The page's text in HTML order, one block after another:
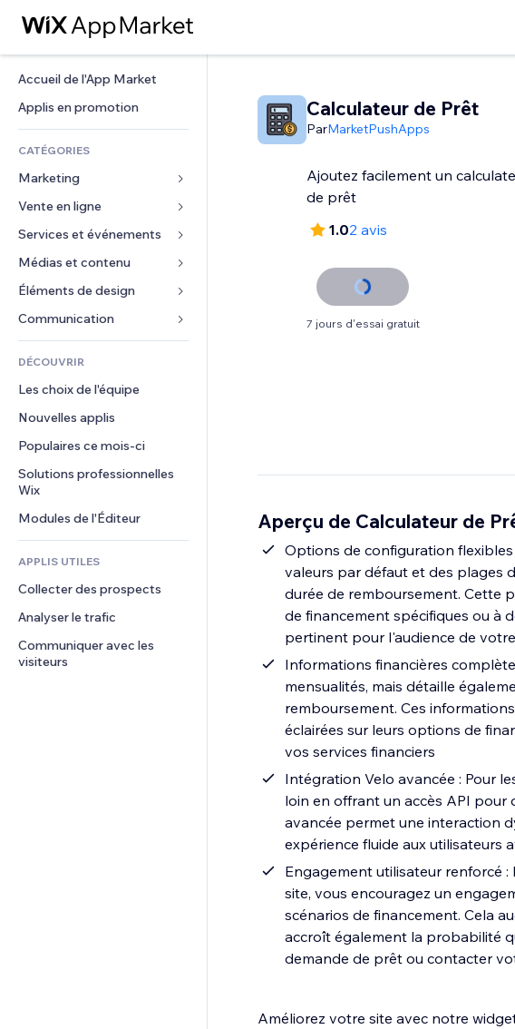
Accueil de l'App Market
Applis en promotion
CATÉGORIES
Marketing
Publicités
Mobile
Données analytiques
Réseaux sociaux
Classement de sites
E-mail
Vente en ligne
Applis pour les boutiques
Expédition et livraison
Boutons Vente
Comptabilité
Coupons et fidélisation
Solutions d'entreposage
Financement participatif
Alimentation et boissons
Services et événements
Hôtels
Événements
Restaurants
Immobilier
Réservations
Médias et contenu
Galerie
Musique
Podcasts
Photographie
Vidéo
PDF
Partage de fichiers
Actualités
Services de contenu
Effets de texte
Éléments de design
Cartes et navigation
Confidentialité
Horloge
Modèles de pages
Effets sur images
Boutons et menus
Bannières et badges
Calculateurs
Rechercher
Formulaires
Sondages
Chat
Commentaires
Téléphone
Communauté
Avis et commentaires
DÉCOUVRIR
Les choix de l'équipe
Nouvelles applis
Populaires ce mois‑ci
Solutions professionnelles
Wix
Modules de l'Éditeur
APPLIS UTILES
Collecter des prospects
Analyser le trafic
Communiquer avec les
visiteurs
Calculateur de Prêt
ParMarketPushApps
Ajoutez facilement un
de prêt
1.02 avis
7 jours d'essai gratuit
Aperçu de Calculateur de
Options de configuration
valeurs par défaut et des plages
durée de remboursement. Cette
de financement spécifiques ou à
pertinent pour l'audience de
Informations financières
mensualités, mais détaille
remboursement. Ces
éclairées sur leurs options de
vos services financiers
Intégration Velo avancée : Pour
loin en offrant un accès API
avancée permet une interaction
expérience fluide aux utilisateurs
Engagement utilisateur renforcé
site, vous encouragez un
scénarios de financement. Cela
accroît également la probabilité
demande de prêt ou contacter
Améliorez votre site avec notre